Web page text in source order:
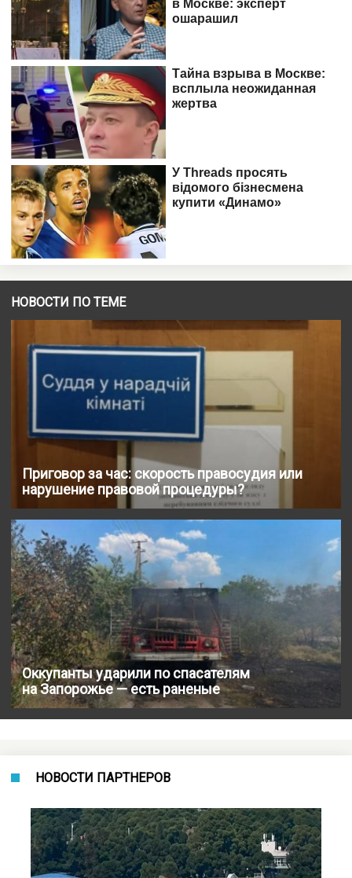
НОВОСТИ ПО ТЕМЕ
Приговор за час: скорость правосудия или
нарушение правовой процедуры?
Оккупанты ударили по спасателям
на Запорожье — есть раненые
НОВОСТИ ПАРТНЕРОВ